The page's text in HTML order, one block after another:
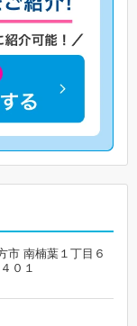
市 南楠葉１丁目６
０１